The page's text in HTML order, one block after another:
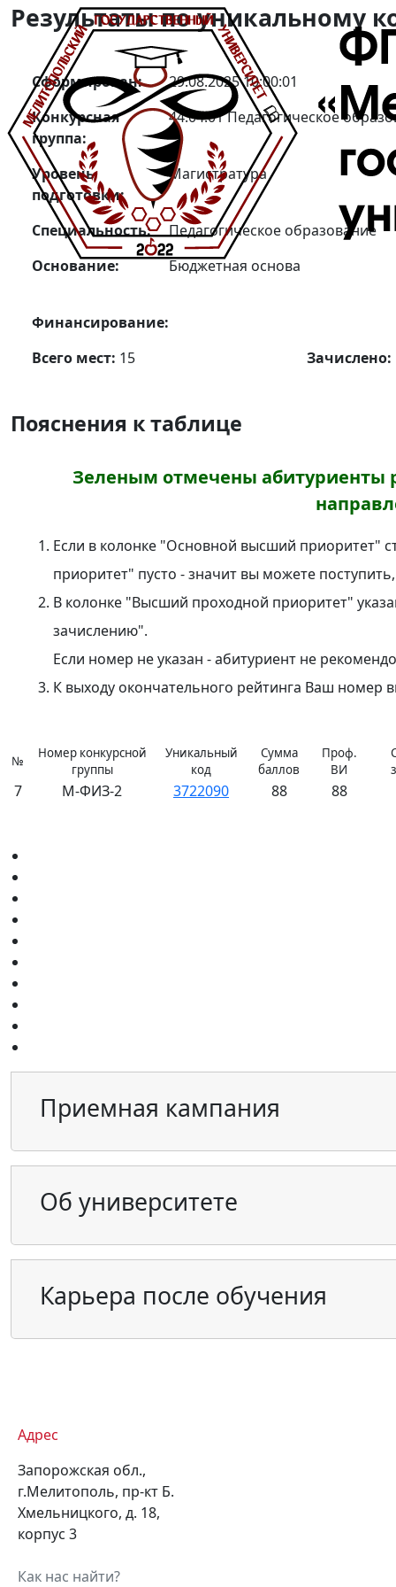
Результаты по уникальному
Сформирован:
29.08.2025 10:00:01
Конкурсная
группа:
44.04.01 Педагогическое
Уровень
подготовки:
Магистратура
Специальность:
Педагогическое образование
Основание:
Бюджетная основа
Финансирование:
Всего мест: 15 Зачислено:
Пояснения к таблице
Зеленым отмечены абитуриенты
Если в колонке "Основной высший приоритет"
приоритет" пусто - значит вы можете
В колонке "Высший проходной приоритет"
зачислению".
Если номер не указан - абитуриент не
К выходу окончательного рейтинга Ваш
№
Номер конкурсной
группы
Уникальный
код
Сумма
баллов
Проф.
ВИ
7 М-ФИЗ-2 3722090 88 88
Приемная кампания
Об университете
Карьера после обучения
Адрес
Запорожская обл.,
г.Мелитополь, пр-кт Б.
Хмельницкого, д. 18,
корпус 3
Как нас найти?